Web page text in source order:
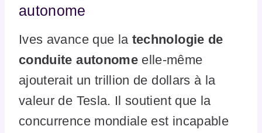
autonome
Ives avance que la technologie de
conduite autonomeelle-même
ajouterait un trillion de dollars à la
valeur de Tesla. Il soutient que la
concurrence mondiale est incapable